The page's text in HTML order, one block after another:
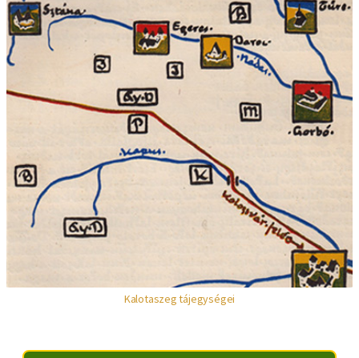
Kalotaszeg tájegységei